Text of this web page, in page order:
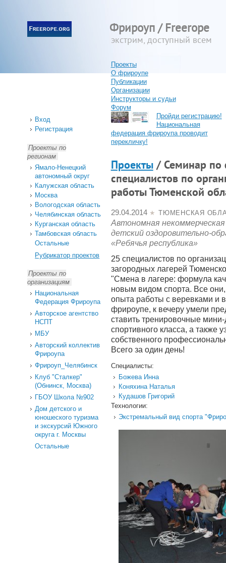
Фрироуп / Freerope
экстрим, доступный всем
Проекты
О фрироупе
Публикации
Организации
Инструкторы и судьи
Форум
Вход
Регистрация
Проекты по
регионам
Ямало-Ненецкий
автономный округ
Калужская область
Москва
Вологодская область
Челябинская область
Курганская область
Тамбовская область
Остальные
Рубрикатор проектов
Проекты по
организациям
Национальная
Федерация Фрироупа
Авторское агентство
НСПТ
МБУ
Авторский коллектив
Фрироупа
Фрироуп_Челябинск
Клуб "Сталкер"
(Обнинск, Москва)
ГБОУ Школа №902
Дом детского и
юношеского туризма
и экскурсий Южного
округа г. Москвы
Остальные
Пройди регистрацию!
Национальная
федерация фрироупа проводит
перекличку!
Проекты/ Семинар по
специалистов по
работы Тюменской
29.04.2014★ ТЮМЕНСКАЯ
Автономная
детский оздоровительно-
«Ребячья республика»
25 специалистов по
загородных лагерей
"Смена в лагере: формула
новым видом спорта. Все
опыта работы с веревками и
фрироупе, к вечеру умели
ставить тренировочные
спортивного класса, а также
собственного
Всего за один день!
Специалисты:
Божева Инна
Коняхина Наталья
Кудашов Григорий
Технологии:
Экстремальный вид спорта